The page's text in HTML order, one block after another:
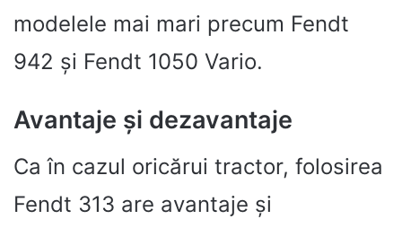
modelele mai mari precum Fendt
942 și Fendt 1050 Vario.
Avantaje și dezavantaje
Ca în cazul oricărui tractor, folosirea
Fendt 313 are avantaje și